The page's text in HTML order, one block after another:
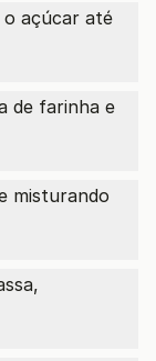
açúcar até
de farinha e
misturando